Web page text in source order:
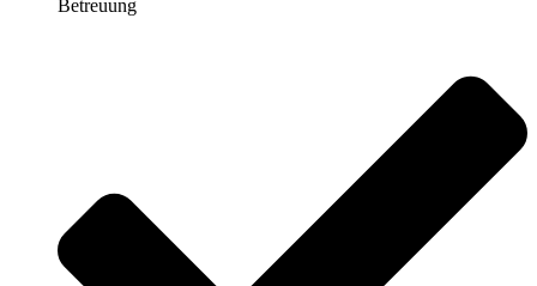
Betreuung